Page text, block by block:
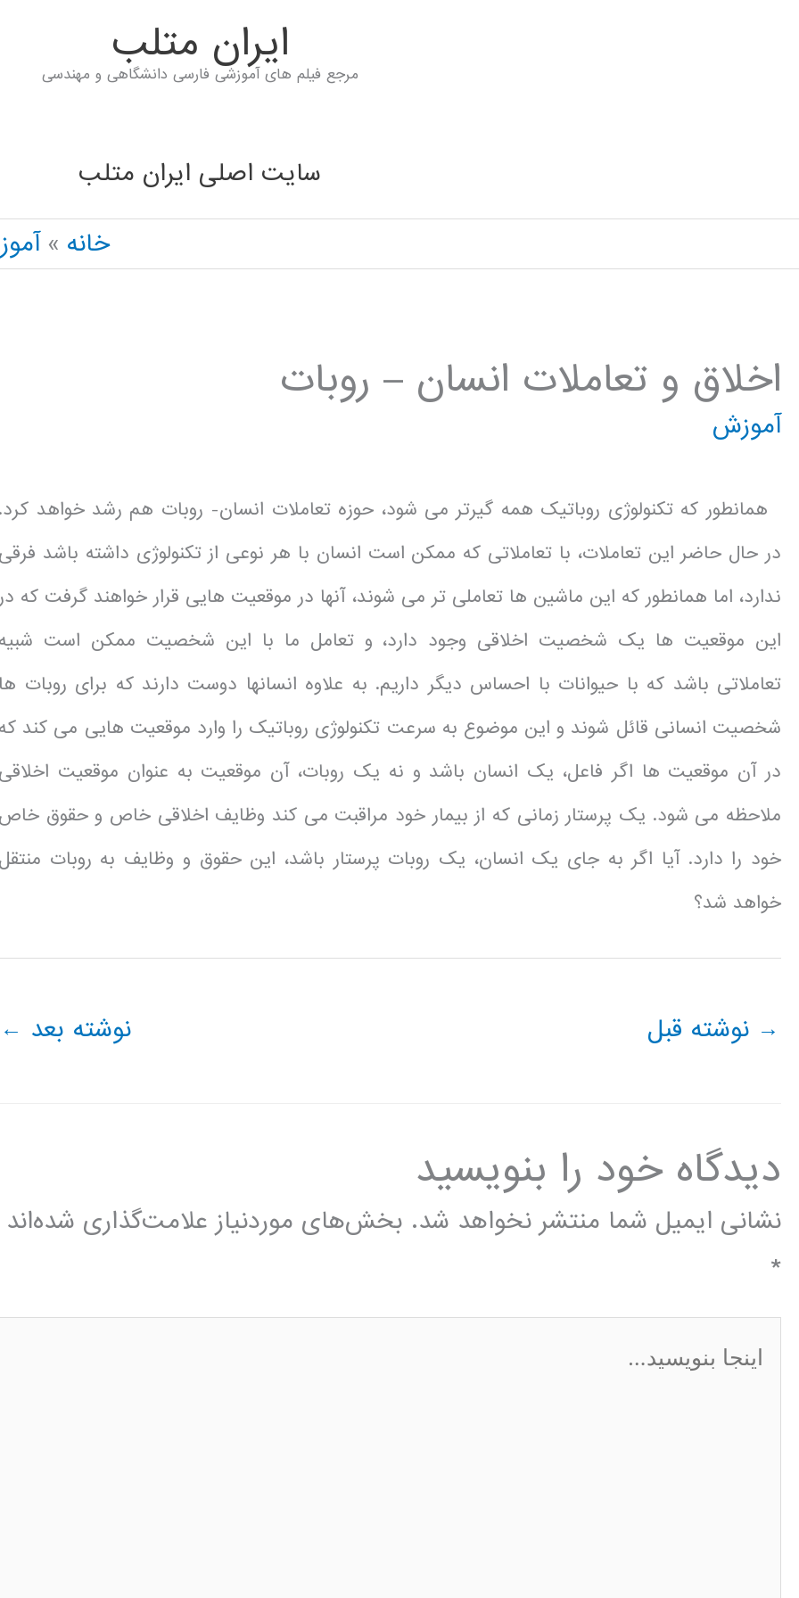
ايران متلب
مرجع فیلم های آموزشی فارسی دانشگاهی و مهندسی
سایت اصلی ایران متلب
خانه
اخلاق و تعاملات انسان – روبات
آموزش
همانطور که تکنولوژی روباتیک همه گیرتر می شود، حوزه تعاملات انسان- روبات هم رشد خواهد کرد.
در حال حاضر این تعاملات، با تعاملاتی که ممکن است انسان با هر نوعی از تکنولوژی داشته باشد فرقی
ندارد، اما همانطور که این ماشین ها تعاملی تر می شوند، آنها در موقعیت هایی قرار خواهند گرفت که در
این موقعیت ها یک شخصیت اخلاقی وجود دارد، و تعامل ما با این شخصیت ممکن است شبیه
تعاملاتی باشد که با حیوانات با احساس دیگر داریم. به علاوه انسانها دوست دارند که برای روبات ها
شخصیت انسانی قائل شوند و این موضوع به سرعت تکنولوژی روباتیک را وارد موقعیت هایی می کند که
در آن موقعیت ها اگر فاعل، یک انسان باشد و نه یک روبات، آن موقعیت به عنوان موقعیت اخلاقی
ملاحظه می شود. یک پرستار زمانی که از بیمار خود مراقبت می کند وظایف اخلاقی خاص و حقوق خاص
خود را دارد. آیا اگر به جای یک انسان، یک روبات پرستار باشد، این حقوق و وظایف به روبات منتقل
خواهد شد؟
→ نوشته قبل نوشته بعد ←
دیدگاه‌ خود را بنویسید
نشانی ایمیل شما منتشر نخواهد شد. بخش‌های موردنیاز علامت‌گذاری شده‌اند
*
اینجا
بنویسید…